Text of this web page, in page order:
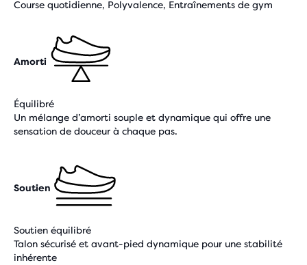
Course quotidienne, Polyvalence, Entraînements de gym
Amorti
Équilibré
Un mélange d’amorti souple et dynamique qui offre une
sensation de douceur à chaque pas.
Soutien
Soutien équilibré
Talon sécurisé et avant-pied dynamique pour une stabilité
inhérente